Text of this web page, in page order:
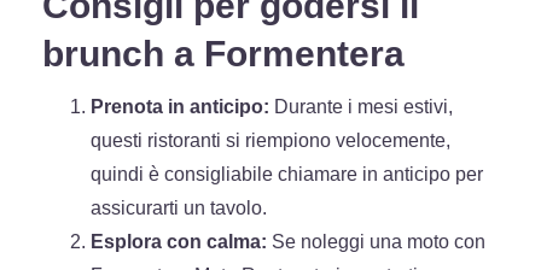
brunch a Formentera
Prenota in anticipo: Durante i mesi estivi,
questi ristoranti si riempiono velocemente,
quindi è consigliabile chiamare in anticipo per
assicurarti un tavolo.
Esplora con calma: Se noleggi una moto con